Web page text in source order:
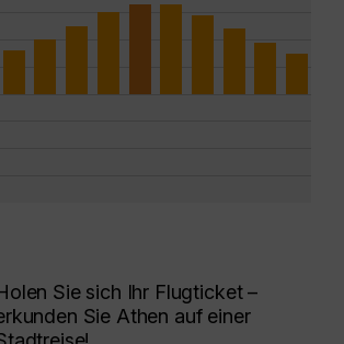
Sie sich Ihr Flugticket –
Sie Athen auf einer